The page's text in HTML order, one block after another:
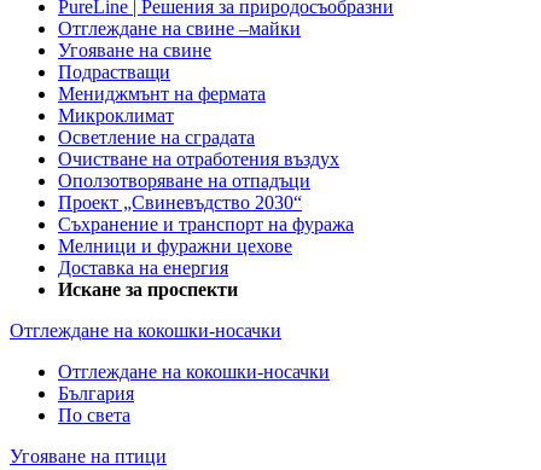
PureLine | Решения за природосъобразни
Отглеждане на свине –майки
Угояване на свине
Подрастващи
Мениджмънт на фермата
Микроклимат
Осветление на сградата
Очистване на отработения въздух
Оползотворяване на отпадъци
Проект „Свиневъдство 2030“
Съхранение и транспорт на фуража
Мелници и фуражни цехове
Доставка на енергия
Искане за проспекти
Отглеждане на кокошки-носачки
Отглеждане на кокошки-носачки
България
По света
Угояване на птици